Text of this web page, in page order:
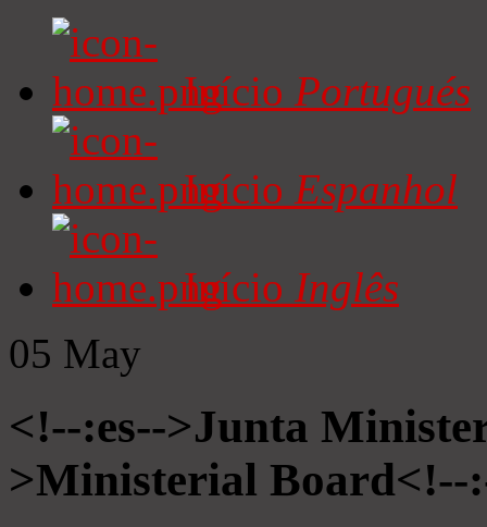
Início Portugués
Início Espanhol
Início Inglês
05 May
<!--:es-->Junta
>Ministerial Board<!--